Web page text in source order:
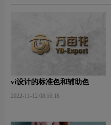
vi设计的标准色和辅助色
2022-11-12 08:16:18